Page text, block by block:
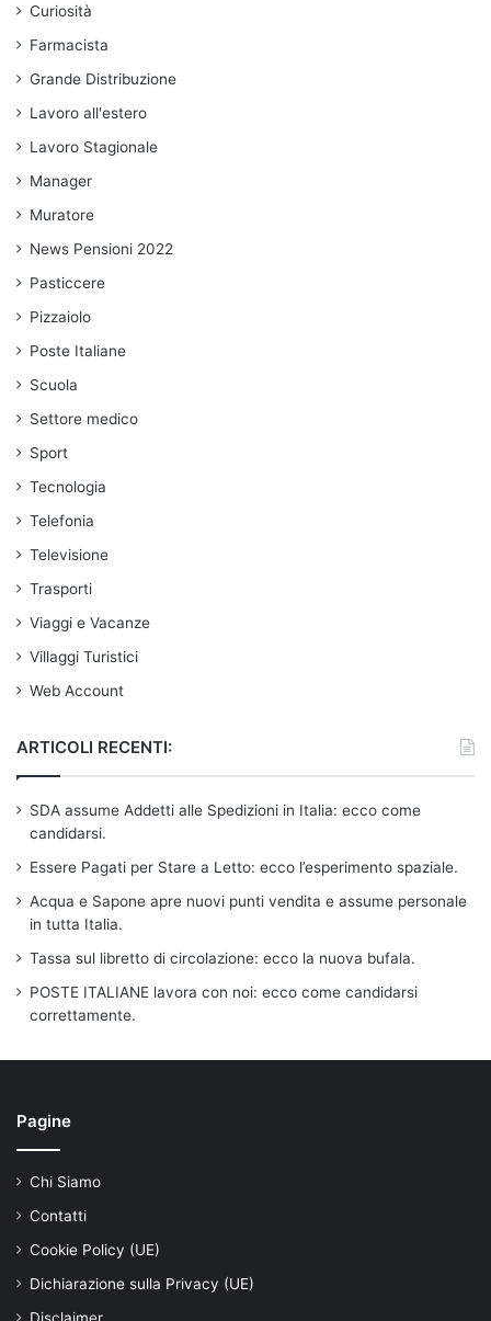
Curiosità
Farmacista
Grande Distribuzione
Lavoro all'estero
Lavoro Stagionale
Manager
Muratore
News Pensioni 2022
Pasticcere
Pizzaiolo
Poste Italiane
Scuola
Settore medico
Sport
Tecnologia
Telefonia
Televisione
Trasporti
Viaggi e Vacanze
Villaggi Turistici
Web Account
ARTICOLI RECENTI:
SDA assume Addetti alle Spedizioni in Italia: ecco come
candidarsi.
Essere Pagati per Stare a Letto: ecco l’esperimento spaziale.
Acqua e Sapone apre nuovi punti vendita e assume personale
in tutta Italia.
Tassa sul libretto di circolazione: ecco la nuova bufala.
POSTE ITALIANE lavora con noi: ecco come candidarsi
correttamente.
Pagine
Chi Siamo
Contatti
Cookie Policy (UE)
Dichiarazione sulla Privacy (UE)